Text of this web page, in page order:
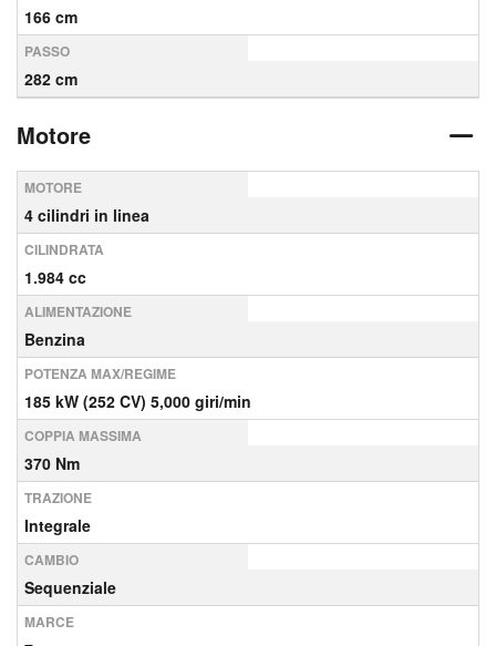
166 cm
PASSO
282 cm
Motore
MOTORE
4 cilindri in linea
CILINDRATA
1.984 cc
ALIMENTAZIONE
Benzina
POTENZA MAX/REGIME
185 kW (252 CV) 5,000 giri/min
COPPIA MASSIMA
370 Nm
TRAZIONE
Integrale
CAMBIO
Sequenziale
MARCE